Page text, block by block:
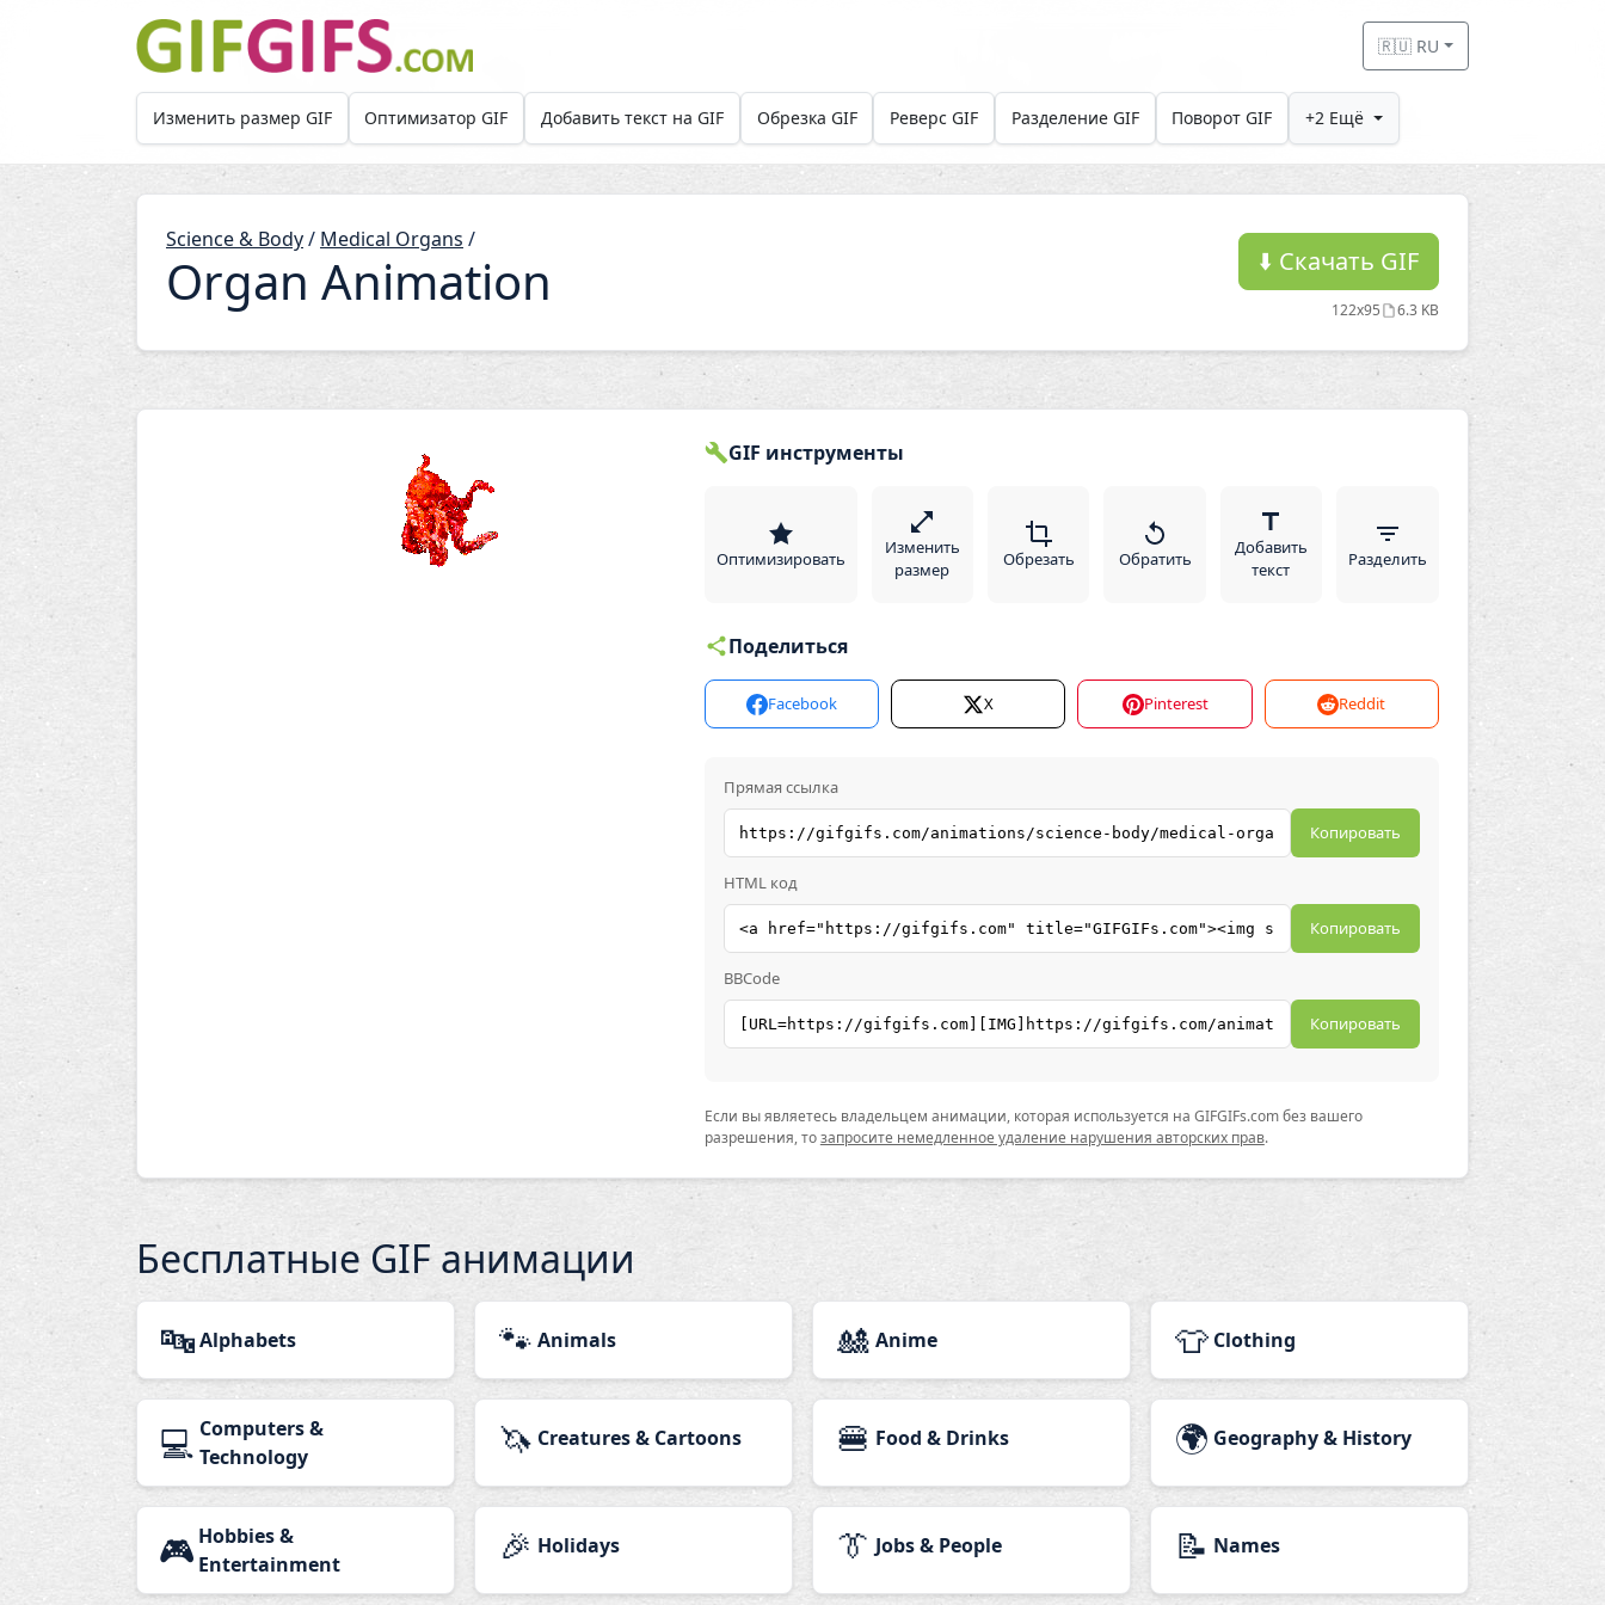
Skip to main content
🇷🇺 RU
Изменить размер GIF Оптимизатор GIF Добавить текст на GIF Обрезка GIF Реверс GIF Разделение GIF Поворот GIF +2 Ещё
Science & Body/ Medical Organs /
Organ Animation ⬇️ Скачать GIF
122x95 6.3 KB
GIF инструменты
Оптимизировать
Изменить
размер
Обрезать Обратить
Добавить
текст
Разделить
Поделиться
Facebook X Pinterest Reddit
Прямая ссылка
Копировать
HTML код
Копировать
BBCode
Копировать
Если вы являетесь владельцем анимации, которая используется на GIFGIFs.com без вашего
разрешения, тозапросите немедленное удаление нарушения авторских прав.
Бесплатные GIF анимации
🔤Alphabets 🐾 Animals 🎎 Anime 👕 Clothing
💻 Computers &
Technology
🦄 Creatures & Cartoons 🍔 Food & Drinks 🌍 Geography & History
🎮 Hobbies &
Entertainment
🎉 Holidays 👔 Jobs & People 📝 Names